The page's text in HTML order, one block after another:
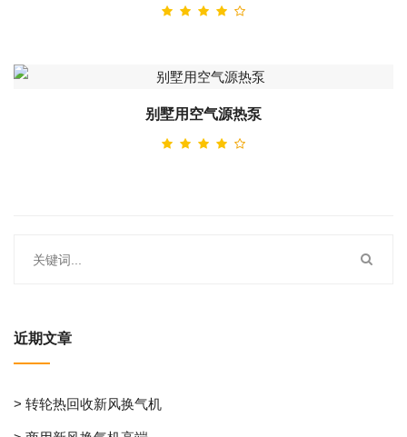
别墅用空气源热泵
近期文章
> 转轮热回收新风换气机